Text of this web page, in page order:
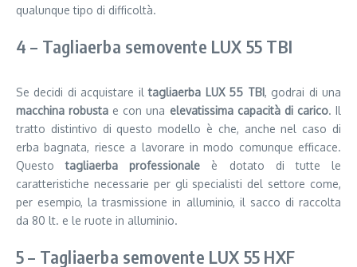
qualunque tipo di difficoltà.
4 – Tagliaerba semovente LUX 55 TBI
Se decidi di acquistare iltagliaerba LUX 55 TBI, godrai di una
macchina robusta e con una elevatissima capacità di carico. Il
tratto distintivo di questo modello è che, anche nel caso di
erba bagnata, riesce a lavorare in modo comunque efficace.
Questo tagliaerba professionale è dotato di tutte le
caratteristiche necessarie per gli specialisti del settore come,
per esempio, la trasmissione in alluminio, il sacco di raccolta
da 80 lt. e le ruote in alluminio.
5 – Tagliaerba semovente LUX 55 HXF